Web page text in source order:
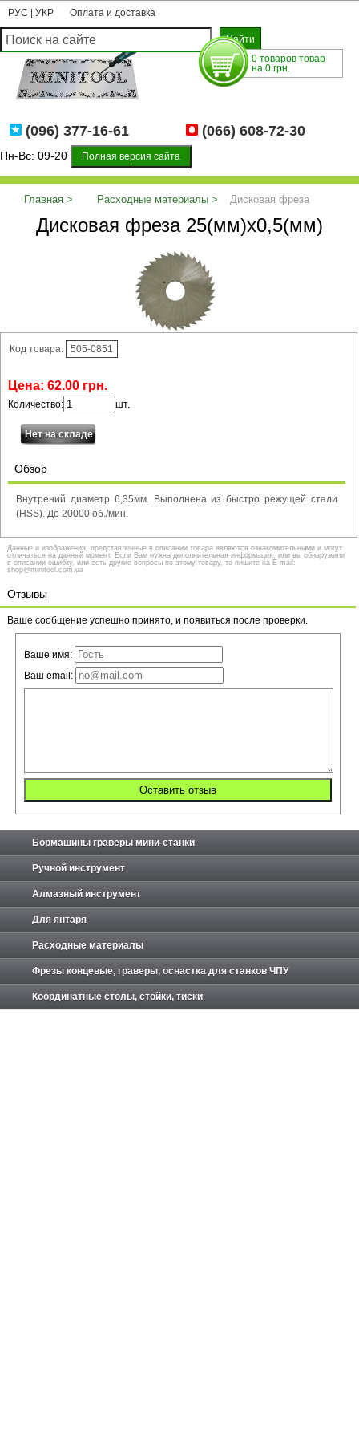
РУС УКР Оплата и доставка
0 товаров товар
на 0 грн.
(096) 377-16-61 (066) 608-72-30
Пн-Вс: 09-20 Полная версия сайта
Главная Расходные материалы
Дисковая фреза
25(мм)х0,5(мм)
Дисковая фреза 25(мм)х0,5(мм)
Код товара: 505-0851
Цена: 62.00 грн.
Количество: шт.
Обзор
Внутрений диаметр 6,35мм. Выполнена из быстро режущей стали
(HSS). До 20000 об./мин.
Данные и изображения, представленные в описании товара являются ознакомительными и могут
отличаться на данный момент. Если Вам нужна дополнительная информация, или вы обнаружили
в описании ошибку, или есть другие вопросы по этому товару, то пишите на E-mail:
shop@minitool.com.ua
Отзывы
Ваше сообщение успешно принято, и появиться после проверки.
Ваше имя:
Ваш email:
Бормашины граверы мини-станки
Ручной инструмент
Алмазный инструмент
Для янтаря
Расходные материалы
Фрезы концевые, граверы, оснастка для станков ЧПУ
Координатные столы, стойки, тиски